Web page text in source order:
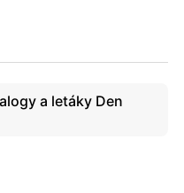
a letáky Den